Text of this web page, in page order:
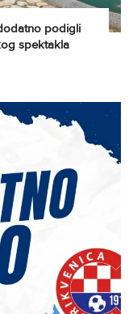
podigli
spektakla